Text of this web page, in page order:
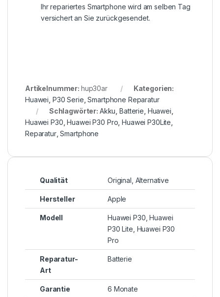
Ihr repariertes Smartphone wird am selben Tag
versichert an Sie zurückgesendet.
Artikelnummer: hup30ar
Kategorien:
Huawei P30 Serie ,Smartphone Reparatur
Schlagwörter: Akku ,Batterie Huawei
Huawei P30 ,Huawei P30 Pro ,Huawei P30Lite
Reparatur,Smartphone
Qualität Original, Alternative
Hersteller Apple
Modell
Huawei P30, Huawei
P30 Lite, Huawei P30
Pro
Reparatur-
Art
Batterie
Garantie 6 Monate